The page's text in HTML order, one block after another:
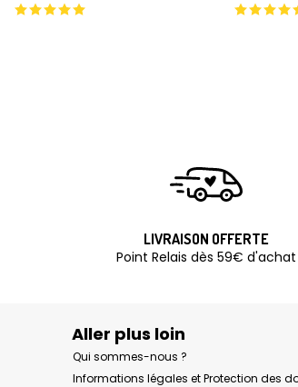
LIVRAISON OFFERTE
Point Relais dès 59€ d'achat
Aller plus loin
Qui sommes-nous ?
Informations légales et Protection des